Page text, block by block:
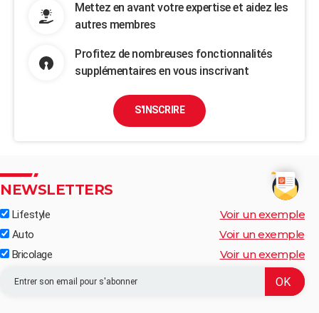
Mettez en avant votre expertise et aidez les
autres membres
Profitez de nombreuses fonctionnalités
supplémentaires en vous inscrivant
S'INSCRIRE
NEWSLETTERS
Lifestyle Voir un exemple
Auto Voir un exemple
Bricolage Voir un exemple